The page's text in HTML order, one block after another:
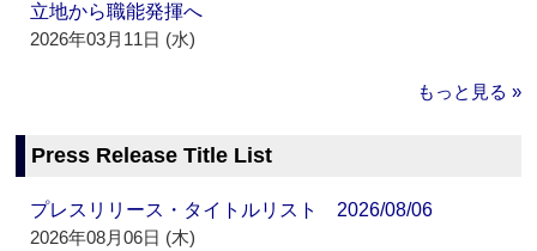
立地から職能発揮へ
2026年03月11日 (水)
もっと見る »
Press Release Title List
プレスリリース・タイトルリスト 2026/08/06
2026年08月06日 (木)